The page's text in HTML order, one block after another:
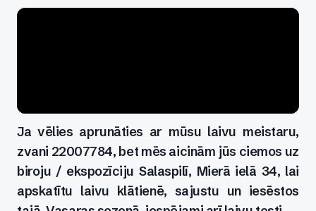
Ja vēlies aprunāties ar mūsu laivu meistaru,
zvani 22007784, bet mēs aicinām jūs ciemos uz
biroju / ekspozīciju Salaspilī, Mierā ielā 34, lai
apskatītu laivu klātienē, sajustu un iesēstos